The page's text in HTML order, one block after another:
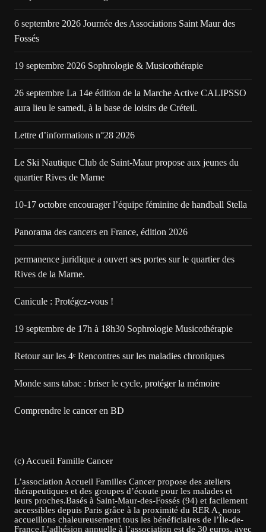
6 septembre 2026 Journée des Associations Saint Maur des
Fossés
19 septembre 2026 Sophrologie & Musicothérapie
26 septembre La 14e édition de la Marche Active CALIPSSO
aura lieu le samedi, à la base de loisirs de Créteil.
Lettre d’informations n°28 2026
Le Ski Nautique Club de Saint-Maur propose aux jeunes du
quartier Rives de Marne
10-17 octobre encourager l’équipe féminine de handball Stella
Panorama des cancers en France, édition 2026
permanence juridique a ouvert ses portes sur le quartier des
Rives de la Marne.
Canicule : Protégez-vous !
19 septembre de 17h à 18h30 Sophrologie Musicothérapie
Retour sur les 4ᵉ Rencontres sur les maladies chroniques
Monde sans tabac : briser le cycle, protéger la mémoire
Comprendre le cancer en BD
(c) Accueil Famille Cancer
L’association Accueil Familles Cancer propose des ateliers
thérapeutiques et des groupes d’écoute pour les malades et
leurs proches.Basés à Saint-Maur-des-Fossés (94) et facilement
accessibles depuis Paris grâce à la proximité du RER A, nous
accueillons chaleureusement tous les bénéficiaires de l’Île-de-
France.L’adhésion annuelle à l’association est de 30 euros, avec